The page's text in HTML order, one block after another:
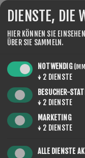
MENGE:
DIENSTE, DIE
HIER KÖNNEN SIE
ÜBER SIE SAMMELN.
NOTWENDIG
↓ 2 DIENSTE
BESUCHER-
↓ 2 DIENSTE
MARKETING
↓ 2 DIENSTE
ALLE DIENSTE